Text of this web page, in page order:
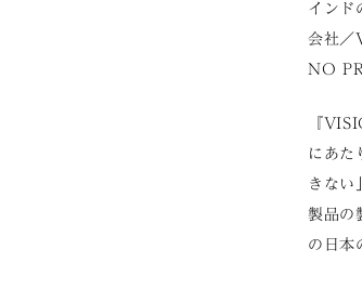
インド
会社
NO
『
にあた
きない
製品の
の日本